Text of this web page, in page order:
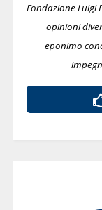
Fondazione Luigi
opinioni
eponimo